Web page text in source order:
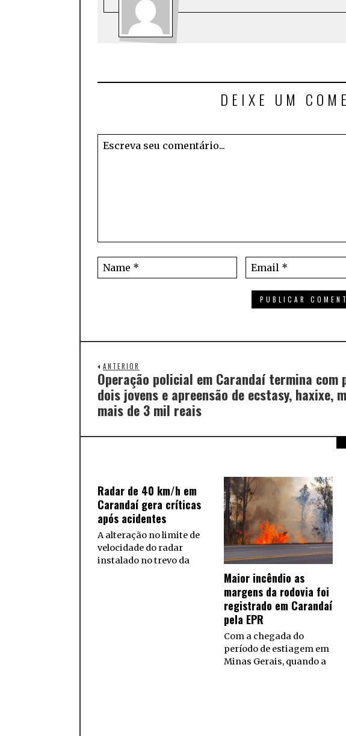
DEIXE UM
ANTERIOR
Operação policial em Carandaí termina com
dois jovens e apreensão de ecstasy, haxixe,
mais de 3 mil reais
Radar de 40 km/h em
Carandaí gera críticas
após acidentes
A alteração no limite de
velocidade do radar
instalado no trevo da
Maior incêndio as
margens da rodovia foi
registrado em Carandaí
pela EPR
Com a chegada do
período de estiagem em
Minas Gerais, quando a